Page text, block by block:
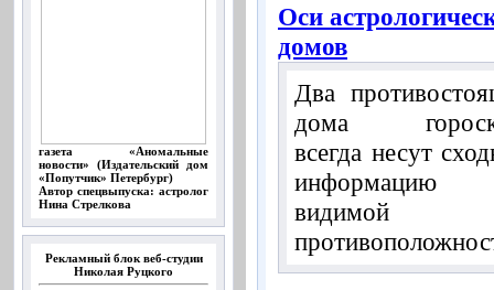
газета «Аномальные
новости» (Издательский дом
«Попутчик» Петербург)
Автор спецвыпуска: астролог
Нина Стрелкова
Рекламный блок веб-студии
Николая Руцкого
Оси
домов
Два
дома
всегда несут
информацию
видимой